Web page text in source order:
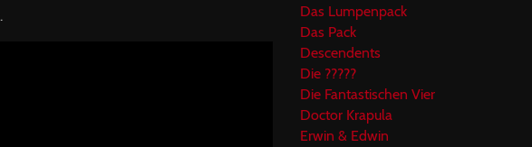
Das Lumpenpack
Das Pack
Descendents
Die ?????
Die Fantastischen Vier
Doctor Krapula
Erwin & Edwin